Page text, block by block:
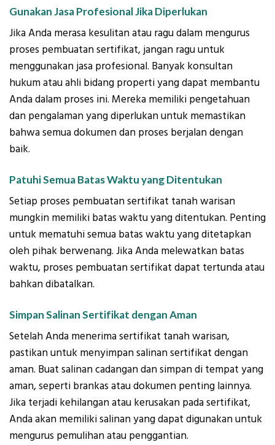
Gunakan Jasa Profesional Jika Diperlukan
Jika Anda merasa kesulitan atau ragu dalam mengurus
proses pembuatan sertifikat, jangan ragu untuk
menggunakan jasa profesional. Banyak konsultan
hukum atau ahli bidang properti yang dapat membantu
Anda dalam proses ini. Mereka memiliki pengetahuan
dan pengalaman yang diperlukan untuk memastikan
bahwa semua dokumen dan proses berjalan dengan
baik.
Patuhi Semua Batas Waktu yang Ditentukan
Setiap proses pembuatan sertifikat tanah warisan
mungkin memiliki batas waktu yang ditentukan. Penting
untuk mematuhi semua batas waktu yang ditetapkan
oleh pihak berwenang. Jika Anda melewatkan batas
waktu, proses pembuatan sertifikat dapat tertunda atau
bahkan dibatalkan.
Simpan Salinan Sertifikat dengan Aman
Setelah Anda menerima sertifikat tanah warisan,
pastikan untuk menyimpan salinan sertifikat dengan
aman. Buat salinan cadangan dan simpan di tempat yang
aman, seperti brankas atau dokumen penting lainnya.
Jika terjadi kehilangan atau kerusakan pada sertifikat,
Anda akan memiliki salinan yang dapat digunakan untuk
mengurus pemulihan atau penggantian.